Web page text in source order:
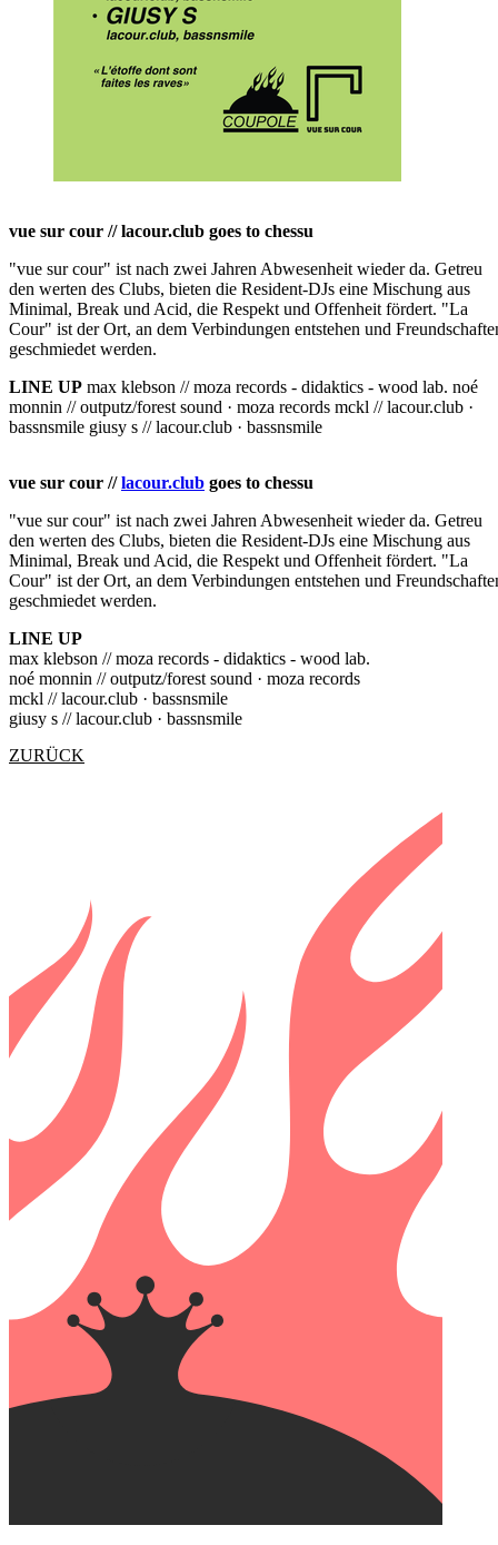
vue sur cour // lacour.club goes to chessu
"vue sur cour" ist nach zwei Jahren Abwesenheit wieder da. Getreu
den werten des Clubs, bieten die Resident-DJs eine Mischung aus
Minimal, Break und Acid, die Respekt und Offenheit fördert. "La
Cour" ist der Ort, an dem Verbindungen entstehen und
geschmiedet werden.
LINE UP max klebson // moza records - didaktics - wood lab. noé
monnin // outputz/forest sound · moza records mckl // lacour.club ·
bassnsmile giusy s // lacour.club · bassnsmile
vue sur cour //lacour.club goes to chessu
"vue sur cour" ist nach zwei Jahren Abwesenheit wieder da. Getreu
den werten des Clubs, bieten die Resident-DJs eine Mischung aus
Minimal, Break und Acid, die Respekt und Offenheit fördert. "La
Cour" ist der Ort, an dem Verbindungen entstehen und
geschmiedet werden.
LINE UP
max klebson // moza records - didaktics - wood lab.
noé monnin // outputz/forest sound · moza records
mckl // lacour.club · bassnsmile
giusy s // lacour.club · bassnsmile
ZURÜCK